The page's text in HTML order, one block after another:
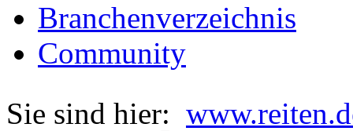
Branchenverzeichnis
Community
Sie sind hier: